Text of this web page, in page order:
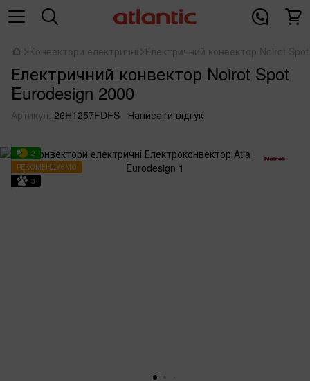
Конвектори електричні Електричний конвектор Noirot
Електричний конвектор Noirot Spot
Eurodesign 2000
Артикул: 26H1257FDFS Написати відгук
2
РЕКОМЕНДУЄМО
3